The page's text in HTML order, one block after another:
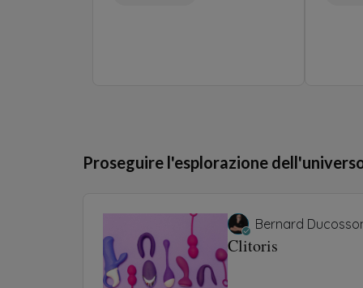
Proseguire l'esplorazione
Bernard
Clitoris